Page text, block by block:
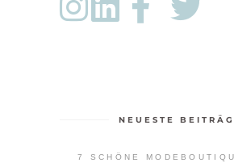
NEUESTE
7 SCHÖNE